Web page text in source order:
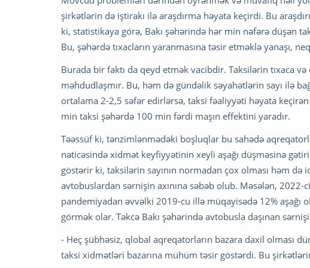
şirkətlərin də iştirakı ilə araşdırma həyata keçirdi. Bu
ki, statistikaya görə, Bakı şəhərində hər min nəfərə düşən
Bu, şəhərdə tıxacların yaranmasına təsir etməklə yanaşı,
Burada bir faktı da qeyd etmək vacibdir. Taksilərin tıxaca
məhdudlaşmır. Bu, həm də gündəlik səyahətlərin sayı ilə
ortalama 2-2,5 səfər edirlərsə, taksi fəaliyyəti həyata
min taksi şəhərdə 100 min fərdi maşın effektini yaradır.
Təəssüf ki, tənzimlənmədəki boşluqlar bu sahədə
nəticəsində xidmət keyfiyyətinin xeyli aşağı düşməsinə
göstərir ki, taksilərin sayının normadan çox olması həm
avtobuslardan sərnişin axınına səbəb olub. Məsələn,
pandemiyadan əvvəlki 2019-cu illə müqayisədə 12%
görmək olar. Təkcə Bakı şəhərində avtobusla daşınan
- Heç şübhəsiz, qlobal aqreqatorların bazara daxil olması
taksi xidmətləri bazarına mühüm təsir göstərdi. Bu